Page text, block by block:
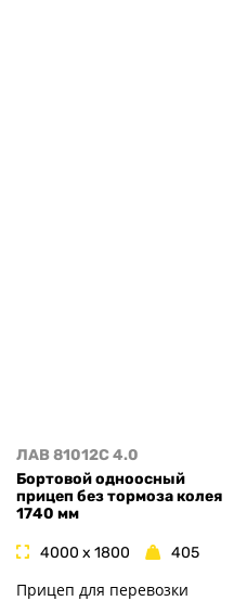
ЛАВ 81012C 4.0
Бортовой одноосный
прицеп без тормоза колея
1740 мм
4000 x 1800 405
Прицеп для перевозки